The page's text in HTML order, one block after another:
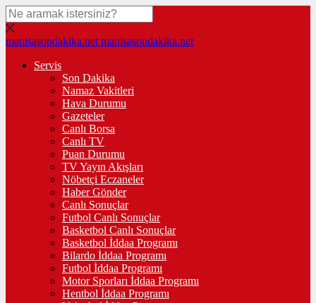
manisasondakika.net manisasondakika.net
Servis
Son Dakika
Namaz Vakitleri
Hava Durumu
Gazeteler
Canlı Borsa
Canlı TV
Puan Durumu
TV Yayın Akışları
Nöbetçi Eczaneler
Haber Gönder
Canlı Sonuçlar
Futbol Canlı Sonuçlar
Basketbol Canlı Sonuçlar
Basketbol İddaa Programı
Bilardo İddaa Programı
Futbol İddaa Programı
Motor Sporları İddaa Programı
Hentbol İddaa Programı